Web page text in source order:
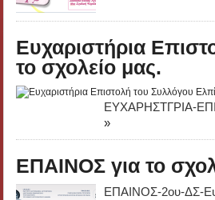
Ευχαριστήρια
το σχολείο μας.
ΕΥΧΑΡΗΣΤΓΡΙΑ-
»
ΕΠΑΙΝΟΣ για το
ΕΠΑΙΝΟΣ-2ου-ΔΣ-